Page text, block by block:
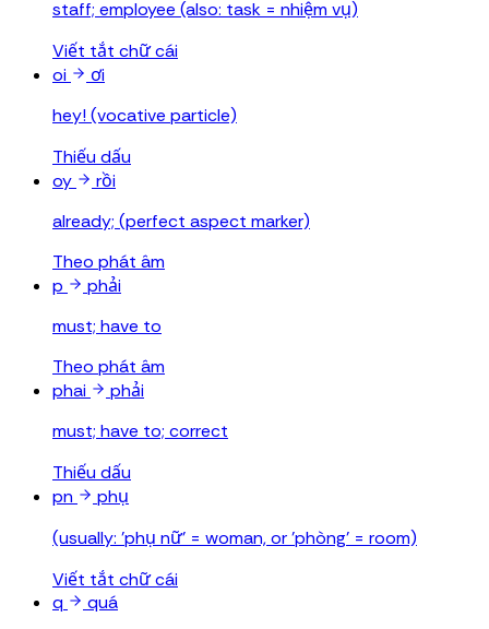
staff; employee (also: task = nhiệm vụ)
Viết tắt chữ cái
oi
ơi
hey! (vocative particle)
Thiếu dấu
oy
rồi
already; (perfect aspect marker)
Theo phát âm
p
phải
must; have to
Theo phát âm
phai
phải
must; have to; correct
Thiếu dấu
pn
phụ
(usually: 'phụ nữ' = woman, or 'phòng' = room)
Viết tắt chữ cái
q
quá